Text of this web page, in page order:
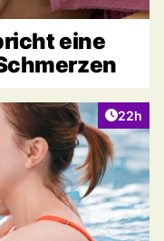
eine
Artikel
22h